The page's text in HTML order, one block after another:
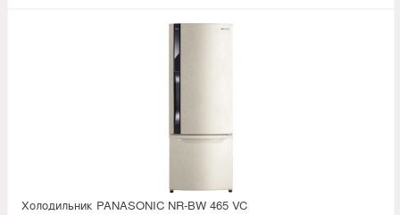
Холодильник PANASONIC NR-BW 465 VC